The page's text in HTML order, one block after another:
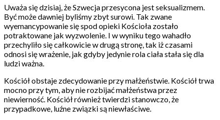
Uważa się dzisiaj, że Szwecja przesycona jest seksualizmem.
Być może dawniej byliśmy zbyt surowi. Tak zwane
wyemancypowanie się spod opieki Kościoła zostało
potraktowane jak wyzwolenie. I w wyniku tego wahadło
przechyliło się całkowicie w drugą stronę, tak iż czasami
odnosi się wrażenie, jak gdyby jedynie rola ciała stała się dla
ludzi ważna.
Kościół obstaje zdecydowanie przy małżeństwie. Kościół trwa
mocno przy tym, aby nie rozbijać małżeństwa przez
niewierność. Kościół również twierdzi stanowczo, że
przypadkowe, luźne związki są niewłaściwe.